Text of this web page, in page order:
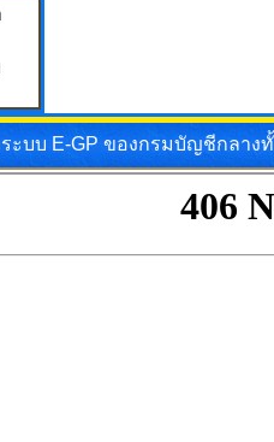
ะบบ E-GP ของกรมบัญชีกลาง